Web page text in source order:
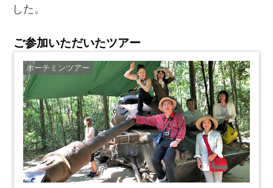
した。
ご参加いただいたツアー
ホーチミンツアー